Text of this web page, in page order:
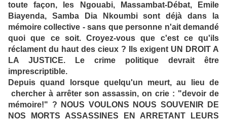
toute façon, les Ngouabi, Massambat-Débat, Emile
Biayenda, Samba Dia Nkoumbi sont déjà dans la
mémoire collective - sans que personne n'ait demandé
quoi que ce soit. Croyez-vous que c'est ce qu'ils
réclament du haut des cieux ? Ils exigent UN DROIT A
LA JUSTICE. Le crime politique devrait être
imprescriptible.
Depuis quand lorsque quelqu'un meurt, au lieu de
chercher à arrêter son assassin, on crie : "devoir de
mémoire!" ? NOUS VOULONS NOUS SOUVENIR DE
NOS MORTS ASSASSINES EN ARRETANT LEURS